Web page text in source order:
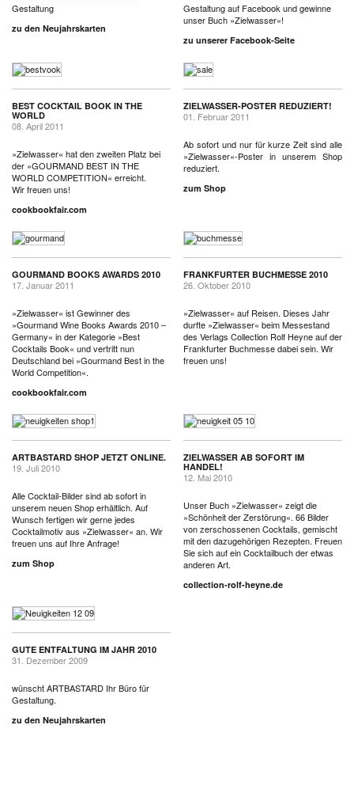
Gestaltung
zu den Neujahrskarten
Gestaltung auf Facebook und gewinne
unser Buch »Zielwasser«!
zu unserer Facebook-Seite
BEST COCKTAIL BOOK IN THE
WORLD
08. April 2011
»Zielwasser« hat den zweiten Platz bei
der »GOURMAND BEST IN THE
WORLD COMPETITION« erreicht.
Wir freuen uns!
cookbookfair.com
ZIELWASSER-POSTER REDUZIERT!
01. Februar 2011
Ab sofort und nur für kurze Zeit sind alle
»Zielwasser«-Poster in unserem Shop
reduziert.
zum Shop
GOURMAND BOOKS AWARDS 2010
17. Januar 2011
»Zielwasser« ist Gewinner des
»Gourmand Wine Books Awards 2010 –
Germany« in der Kategorie »Best
Cocktails Book« und vertritt nun
Deutschland bei »Gourmand Best in the
World Competition«.
cookbookfair.com
FRANKFURTER BUCHMESSE 2010
26. Oktober 2010
»Zielwasser« auf Reisen. Dieses Jahr
durfte »Zielwasser« beim Messestand
des Verlags Collection Rolf Heyne auf der
Frankfurter Buchmesse dabei sein. Wir
freuen uns!
ARTBASTARD SHOP JETZT ONLINE.
19. Juli 2010
Alle Cocktail-Bilder sind ab sofort in
unserem neuen Shop erhältlich. Auf
Wunsch fertigen wir gerne jedes
Cocktailmotiv aus »Zielwasser« an. Wir
freuen uns auf Ihre Anfrage!
zum Shop
ZIELWASSER AB SOFORT IM
HANDEL!
12. Mai 2010
Unser Buch »Zielwasser« zeigt die
»Schönheit der Zerstörung«. 66 Bilder
von zerschossenen Cocktails, gemischt
mit den dazugehörigen Rezepten. Freuen
Sie sich auf ein Cocktailbuch der etwas
anderen Art.
collection-rolf-heyne.de
GUTE ENTFALTUNG IM JAHR 2010
31. Dezember 2009
wünscht ARTBASTARD Ihr Büro für
Gestaltung.
zu den Neujahrskarten